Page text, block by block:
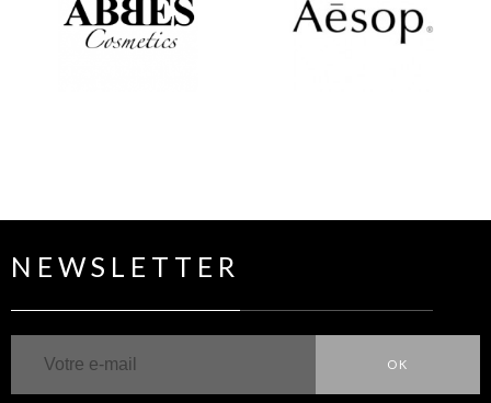
NEWSLETTER
OK